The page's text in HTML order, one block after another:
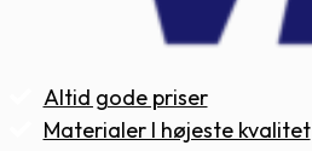
Altid gode priser
Materialer I højeste kvalitet